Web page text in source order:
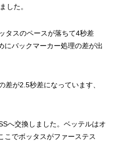
した。
タスのペースが落ちて4秒差
にバックマーカー処理の差が出
差が2.5秒差になっています、
へ交換しました。ベッテルはオ
こでボッタスがファーステス